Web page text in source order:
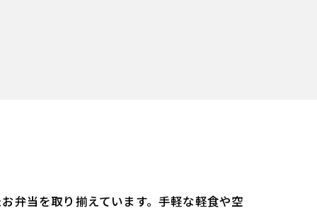
弁当を取り揃えています。手軽な軽食や空